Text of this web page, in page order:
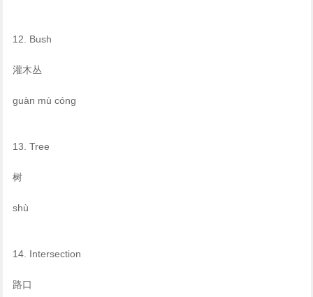
12. Bush
灌木丛
guàn mù cóng
13. Tree
树
shù
14. Intersection
路口